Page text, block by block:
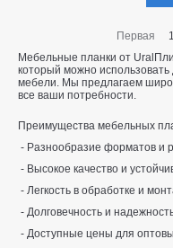
Первая 1
Мебельные планки от
который можно использовать
мебели. Мы предлагаем
все ваши потребности.
Преимущества мебельных
Разнообразие форматов и
Высокое качество и
Легкость в обработке и
Долговечность и
Доступные цены для